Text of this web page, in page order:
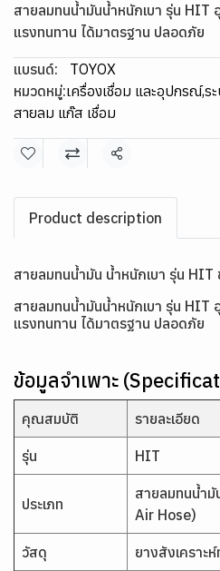
สายลมทนน้ำมันน้ำหนักเบา รุ่น
แรงทนทาน ได้มาตรฐาน ปลอดภัย
แบรนด์:
TOYOX
หมวดหมู่:เครื่องเชื่อม และอุปกรณ์,ร
สายลม แก๊ส เชื่อม
แชร์
Product description
สายลมทนน้ำมัน น้ำหนักเบา รุ่น
สายลมทนน้ำมันน้ำหนักเบา รุ่น
แรงทนทาน ได้มาตรฐาน ปลอดภัย
ข้อมูลจำเพาะ
คุณสมบัติ รายละเอียด
รุ่น HIT
ประเภท
สายลมทนน้ำ
Air Hose)
วัสดุ ยางสังเคราะ